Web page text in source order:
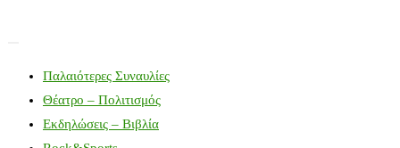
Παλαιότερες Συναυλίες
Θέατρο – Πολιτισμός
Εκδηλώσεις – Βιβλία